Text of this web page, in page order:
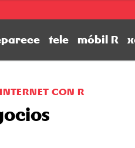
tele móbil R
CON R